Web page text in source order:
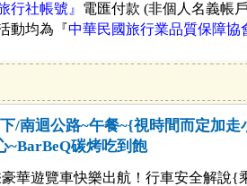
行社帳號』 電匯付款 (非個人名義帳
動均為『中華民國旅行業品質保障協
/南迴公路~午餐~{視時間而定加
~BarBeQ碳烤吃到飽
華遊覽車快樂出航！行車安全解說{